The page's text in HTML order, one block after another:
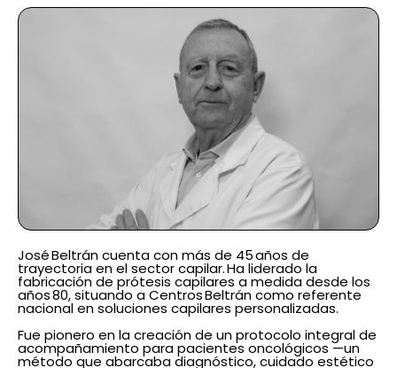
José Beltrán cuenta con más de 45 años de
trayectoria en el sector capilar. Ha liderado la
fabricación de prótesis capilares a medida desde los
años 80, situando a Centros Beltrán como referente
nacional en soluciones capilares personalizadas.
Fue pionero en la creación de un protocolo integral de
acompañamiento para pacientes oncológicos —un
método que abarcaba diagnóstico, cuidado estético